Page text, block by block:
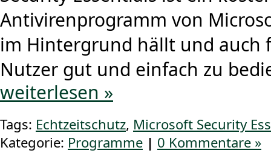
Antivirenprogramm von
im Hintergrund hällt und auch
Nutzer gut und einfach zu
weiterlesen »
Tags: Echtzeitschutz, Microsoft Security
Kategorie: Programme | 0 Kommentare »